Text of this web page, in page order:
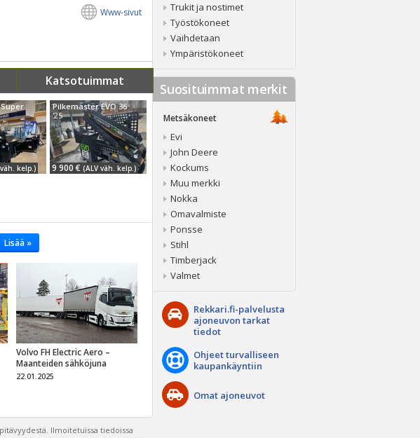
Www-sivut
Katsotuimmat
kelp.)
Pilkemaster EVO 36
'25
9 900 € (ALV väh. kelp.)
Lisää »
Volvo FH Electric Aero –
Maanteiden sähköjuna
22.01.2025
Ilmoitetuissa tiedoissa
Trukit ja nostimet
Työstökoneet
Vaihdetaan
Ympäristökoneet
Suosituimmat merkit
Metsäkoneet
Evi
John Deere
Kockums
Muu merkki
Nokka
Omavalmiste
Ponsse
Stihl
Timberjack
Valmet
Rekkari.fi-palvelusta
ajoneuvon tarkat
tiedot
Ohjeet turvalliseen
kaupankäyntiin
Omat ajoneuvot